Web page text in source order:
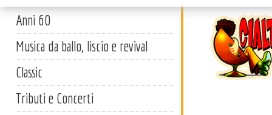
Anni 60
Musica da ballo, liscio e revival
Classic
Tributi e Concerti